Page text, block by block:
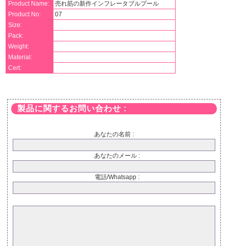
Product Name:
売れ筋の新作インフレータブルプール
Product No:
07
Size:
Pack:
Weight:
Material:
Cert:
製品に関するお問い合わせ :
あなたの名前 :
あなたのメール :
電話/Whatsapp :